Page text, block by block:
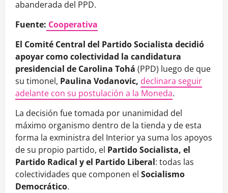
abanderada del PPD.
Fuente: Cooperativa
El Comité Central del Partido Socialista decidió
apoyar como colectividad la candidatura
presidencial de Carolina Tohá (PPD) luego de que
su timonel, Paulina Vodanovic, declinara seguir
adelante con su postulación a la Moneda.
La decisión fue tomada por unanimidad del
máximo organismo dentro de la tienda y de esta
forma la exministra del Interior ya suma los apoyos
de su propio partido, el Partido Socialista, el
Partido Radical y el Partido Liberal: todas las
colectividades que componen el Socialismo
Democrático.